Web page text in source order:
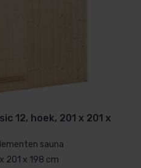
12, hoek, 201 x 201 x
sauna
201 x 198 cm